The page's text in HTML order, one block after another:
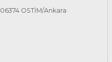
06374 OSTİM/Ankara